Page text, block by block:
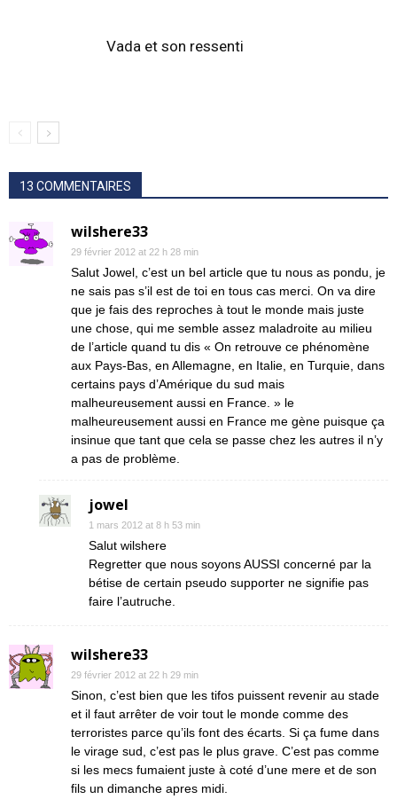
Vada et son ressenti
13 COMMENTAIRES
wilshere33
29 février 2012 at 22 h 28 min
Salut Jowel, c’est un bel article que tu nous as pondu, je
ne sais pas s’il est de toi en tous cas merci. On va dire
que je fais des reproches à tout le monde mais juste
une chose, qui me semble assez maladroite au milieu
de l’article quand tu dis « On retrouve ce phénomène
aux Pays-Bas, en Allemagne, en Italie, en Turquie, dans
certains pays d’Amérique du sud mais
malheureusement aussi en France. » le
malheureusement aussi en France me gène puisque ça
insinue que tant que cela se passe chez les autres il n’y
a pas de problème.
jowel
1 mars 2012 at 8 h 53 min
Salut wilshere
Regretter que nous soyons AUSSI concerné par la
bétise de certain pseudo supporter ne signifie pas
faire l’autruche.
wilshere33
29 février 2012 at 22 h 29 min
Sinon, c’est bien que les tifos puissent revenir au stade
et il faut arrêter de voir tout le monde comme des
terroristes parce qu’ils font des écarts. Si ça fume dans
le virage sud, c’est pas le plus grave. C’est pas comme
si les mecs fumaient juste à coté d’une mere et de son
fils un dimanche apres midi.